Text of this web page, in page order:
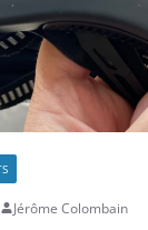
Jérôme Colombain